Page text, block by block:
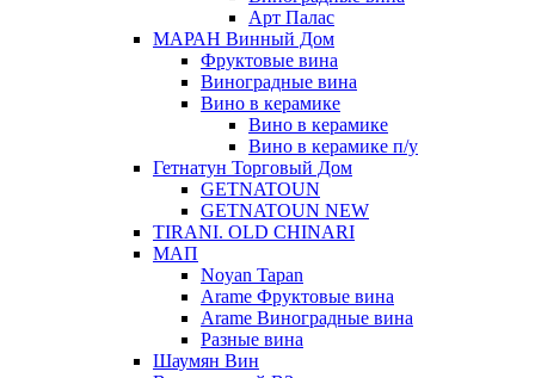
Арт Палас
МАРАН Винный Дом
Фруктовые вина
Виноградные вина
Вино в керамике
Вино в керамике
Вино в керамике п/у
Гетнатун Торговый Дом
GETNATOUN
GETNATOUN NEW
TIRANI. OLD CHINARI
МАП
Noyan Tapan
Arame Фруктовые вина
Arame Виноградные вина
Разные вина
Шаумян Вин